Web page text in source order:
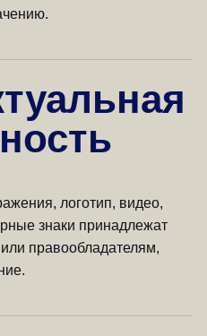
логотип, видео,
знаки принадлежат
правообладателям,